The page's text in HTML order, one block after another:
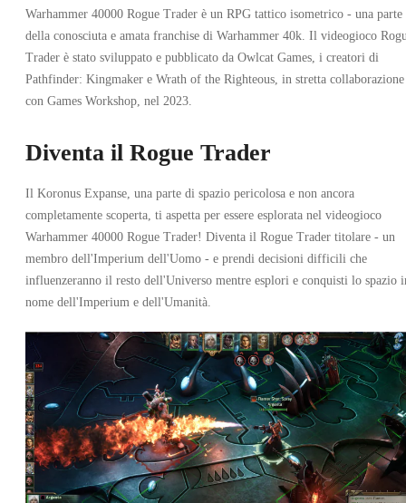
Warhammer 40000 Rogue Trader è un RPG tattico isometrico - una parte
della conosciuta e amata franchise di Warhammer 40k. Il videogioco
Trader è stato sviluppato e pubblicato da Owlcat Games, i creatori di
Pathfinder: Kingmaker e Wrath of the Righteous, in stretta collaborazione
con Games Workshop, nel 2023.
Diventa il Rogue Trader
Il Koronus Expanse, una parte di spazio pericolosa e non ancora
completamente scoperta, ti aspetta per essere esplorata nel videogioco
Warhammer 40000 Rogue Trader! Diventa il Rogue Trader titolare - un
membro dell'Imperium dell'Uomo - e prendi decisioni difficili che
influenzeranno il resto dell'Universo mentre esplori e conquisti lo spazio
nome dell'Imperium e dell'Umanità.